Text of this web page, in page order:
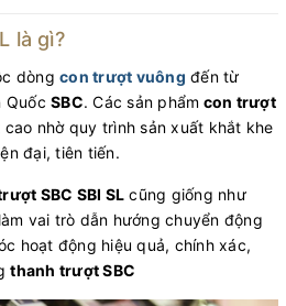
là gì?
dòng con trượt vuông đến từ
Quốc SBC. Các sản phẩm con trượt
nhờ quy trình sản xuất khắt khe
đại, tiên tiến.
SBC SBI SL cũng giống như
vai trò dẫn hướng chuyển động
hoạt động hiệu quả, chính xác,
thanh trượt SBC